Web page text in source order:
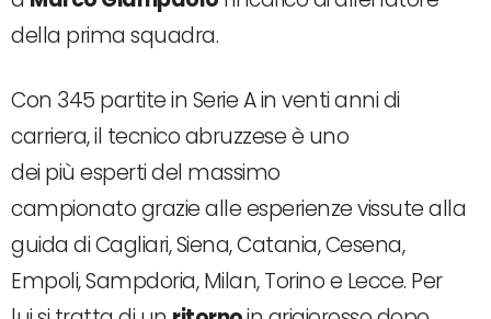
della prima squadra.
Con 345 partite in Serie A in venti anni di
carriera, il tecnico abruzzese è uno
dei più esperti del massimo
campionato grazie alle esperienze vissute alla
guida di Cagliari, Siena, Catania, Cesena,
Empoli, Sampdoria, Milan, Torino e Lecce. Per